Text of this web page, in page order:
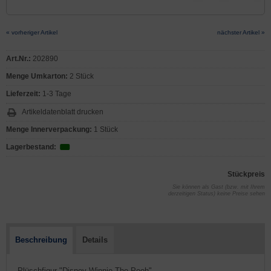
« vorheriger Artikel nächster Artikel »
Art.Nr.: 202890
Menge Umkarton: 2 Stück
Lieferzeit: 1-3 Tage
Artikeldatenblatt drucken
Menge Innerverpackung: 1 Stück
Lagerbestand:
Stückpreis
Sie können als Gast (bzw. mit Ihrem
derzeitigen Status) keine Preise sehen
Beschreibung Details